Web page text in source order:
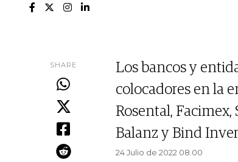
SHARE
Los bancos y
colocadores en la
Rosental, Facimex,
Balanz y Bind
24 Julio de 2022 08.00